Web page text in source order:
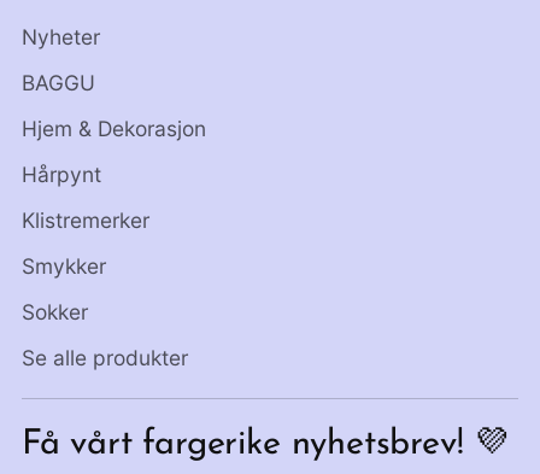
Nyheter
BAGGU
Hjem & Dekorasjon
Hårpynt
Klistremerker
Smykker
Sokker
Se alle produkter
Få vårt fargerike nyhetsbrev! 💜